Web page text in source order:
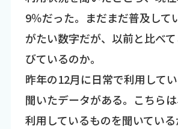
9％だった。まだまだ普及して
がたい数字だが、以前と比べ
びているのか。
昨年の12月に日常で利用して
聞いたデータがある。こちら
利用しているものを聞いてい